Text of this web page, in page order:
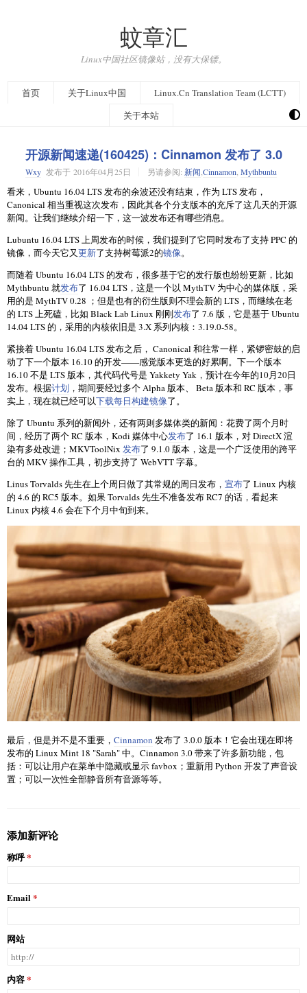
蚊章汇
Linux中国社区镜像站，没有大保镖。
首页 关于Linux中国
Linux.Cn Translation Team (LCTT)
关于本站
开源新闻速递(160425)：Cinnamon 发布了 3.0
Wxy发布于 2016年04月25日 另请参阅: 新闻 Cinnamon Mythbuntu
看来，Ubuntu 16.04 LTS 发布的余波还没有结束，作为 LTS 发布，
Canonical 相当重视这次发布，因此其各个分支版本的充斥了这几天的开源
新闻。让我们继续介绍一下，这一波发布还有哪些消息。
Lubuntu 16.04 LTS 上周发布的时候，我们提到了它同时发布了支持 PPC 的
镜像，而今天它又更新了支持树莓派2的镜像。
而随着 Ubuntu 16.04 LTS 的发布，很多基于它的发行版也纷纷更新，比如
Mythbuntu 就发布了 16.04 LTS，这是一个以 MythTV 为中心的媒体版，采
用的是 MythTV 0.28 ；但是也有的衍生版则不理会新的 LTS，而继续在老
的 LTS 上死磕，比如 Black Lab Linux 刚刚发布了 7.6 版，它是基于 Ubuntu
14.04 LTS 的，采用的内核依旧是 3.X 系列内核：3.19.0-58。
紧接着 Ubuntu 16.04 LTS 发布之后， Canonical 和往常一样，紧锣密鼓的启
动了下一个版本 16.10 的开发——感觉版本更迭的好累啊。下一个版本
16.10 不是 LTS 版本，其代码代号是 Yakkety Yak，预计在今年的10月20日
发布。根据计划 ，期间要经过多个 Alpha 版本、 Beta 版本和 RC 版本，事
实上，现在就已经可以下载每日构建镜像了。
除了 Ubuntu 系列的新闻外，还有两则多媒体类的新闻：花费了两个月时
间，经历了两个 RC 版本，Kodi 媒体中心发布了 16.1 版本，对 DirectX 渲
染有多处改进；MKVToolNix 发布了 9.1.0 版本，这是一个广泛使用的跨平
台的 MKV 操作工具，初步支持了 WebVTT 字幕。
Linus Torvalds 先生在上个周日做了其常规的周日发布， 宣布了 Linux 内核
的 4.6 的 RC5 版本。如果 Torvalds 先生不准备发布 RC7 的话，看起来
Linux 内核 4.6 会在下个月中旬到来。
最后，但是并不是不重要， Cinnamon 发布了 3.0.0 版本！它会出现在即将
发布的 Linux Mint 18 "Sarah" 中。Cinnamon 3.0 带来了许多新功能，包
括：可以让用户在菜单中隐藏或显示 favbox；重新用 Python 开发了声音设
置；可以一次性全部静音所有音源等等。
添加新评论
称呼
Email
网站
内容